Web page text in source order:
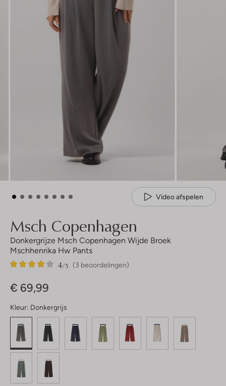
Video afspelen
Msch Copenhagen
Donkergrijze Msch Copenhagen Wijde Broek
Mschhenrika Hw Pants
(3 beoordelingen)
4/5
3
4
€ 69,99
Kleur: Donkergrijs